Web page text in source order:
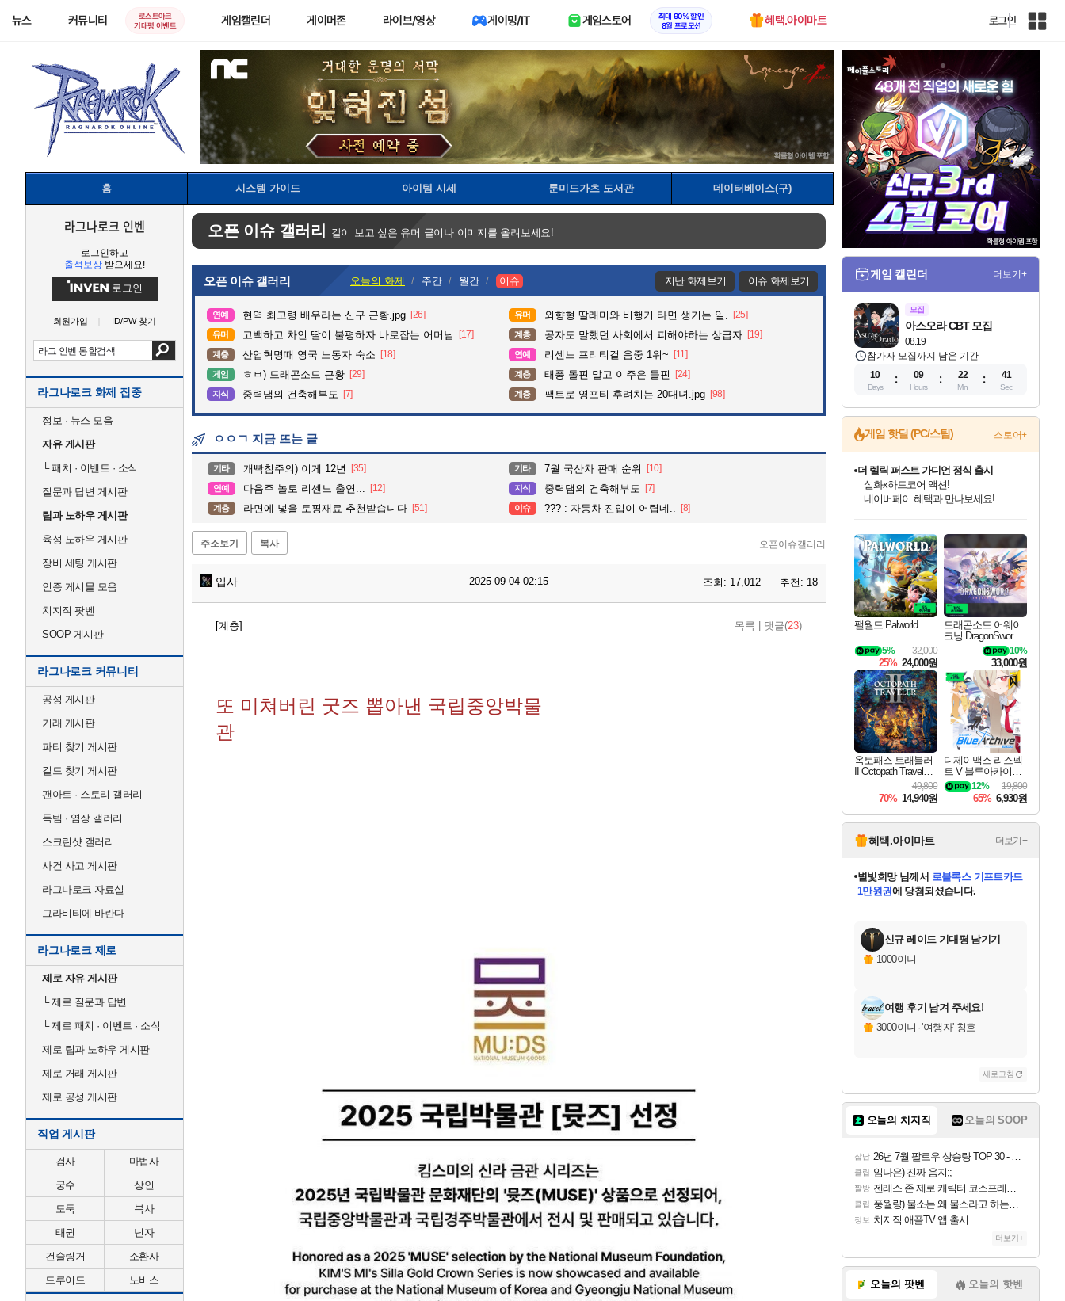
뉴스 커뮤니티
로스트아크
기대평 이벤트
게임캘린더 게이머존 라이브/영상 게이밍/IT 게임스토어
최대 90% 할인
8월 프로모션
혜택.아이마트 로그인
인
홈 시스템 가이드 아이템 시세 룬미드가츠 도서관 데이터베이스(구)
라그나로크 인벤
로그인하고
출석보상 받으세요!
로그인
회원가입 ID/PW 찾기
라그나로크 화제 집중
정보 · 뉴스 모음
자유 게시판
└패치 · 이벤트 · 소식
질문과 답변 게시판
팁과 노하우 게시판
육성 노하우 게시판
장비 세팅 게시판
인증 게시물 모음
치지직 팟벤
SOOP 게시판
라그나로크 커뮤니티
공성 게시판
거래 게시판
파티 찾기 게시판
길드 찾기 게시판
팬아트 · 스토리 갤러리
득템 · 염장 갤러리
스크린샷 갤러리
사건 사고 게시판
라그나로크 자료실
그라비티에 바란다
라그나로크 제로
제로 자유 게시판
└제로 질문과 답변
└제로 패치 · 이벤트 · 소식
제로 팁과 노하우 게시판
제로 거래 게시판
제로 공성 게시판
직업 게시판
검사
마법사
궁수
상인
도둑
복사
태권
닌자
건슬링거
소환사
드루이드
노비스
오픈 이슈 갤러리 같이 보고 싶은 유머 글이나 이미지를 올려보세요!
오픈 이슈 갤러리 오늘의 화제 주간 월간 이슈 지난 화제보기 이슈 화제보기
연예 현역 최고령 배우라는 신구 근황.jpg [26] 유머 외향형 딸래미와 비행기 타면 생기는 일. [25]
유머 고백하고 차인 딸이 불평하자 바로잡는 어머님 [17] 계층 공자도 말했던 사회에서 피해야하는 상급자 [19]
계층 산업혁명때 영국 노동자 숙소 [18] 연예 리센느 프리티걸 음중 1위~ [11]
게임 ㅎㅂ) 드래곤소드 근황 [29] 계층 태풍 돌핀 말고 이주은 돌핀 [24]
지식 중력댐의 건축해부도 [7] 계층 팩트로 영포티 후려치는 20대녀.jpg [98]
ㅇㅇㄱ 지금 뜨는 글
기타 개빡침주의) 이게 12년 [35] 기타 7월 국산차 판매 순위 [10]
연예 다음주 놀토 리센느 출연... [12] 지식 중력댐의 건축해부도 [7]
계층 라면에 넣을 토핑재료 추천받습니다 [51] 이슈 ??? : 자동차 진입이 어렵네.. [8]
주소보기 복사 오픈이슈갤러리
입사 2025-09-04 02:15 조회: 17,012 추천: 18
[계층] 목록 댓글(23)
또 미쳐버린 굿즈 뽑아낸 국립중앙박물
관
게임 캘린더 더보기+
모집
08.19
아스오라 CBT 모집
참가자 모집까지 남은 기간
10
Days
09
Hours
22
Min
40
Sec
게임 핫딜 (PC/스팀) 스토어+
최대 90% 할인가를 만나보세요!
네이버혜택과 함께 만나보세요!
50%할인&추가 적립까지!
네이버 포인트 혜택까지!
이니&베니 혜택까지!
네이버 혜택가와 함께 예약하세요!
할인&네이버혜택으로 만나보세요!
네이버페이 혜택과 만나보세요!
베데스다 40주년 기념 할인 중!
베데스다의 명작들을
40주년 프로모션으로 만나보세요!
할인가에 만나보세요!
일부 에디션 상시 할인!
혜택으로 예약 판매 중
편안하게 충전하세요
팰월드 Palworld
32,000
5%
25% 24,000원
드래곤소드 어웨이
크닝 DragonSword A
10%
33,000원
옥토패스 트래블러
II Octopath Traveler I
49,800
70% 14,940원
디제이맥스 리스펙
트 V 블루아카이브
팩 DJMAX RESPE
CT V Blue Archive P
ack DLC
19,800
12%
65% 6,930원
혜택.아이마트 더보기+
교환.
당첨되셨습니다.
당첨되셨습니다.
당첨되셨습니다.
별빛희망님께서 로블록스 기프트카드
1만원권에 당첨되셨습니다.
당첨되셨습니다.
당첨되셨습니다.
당첨되셨습니다.
당첨되셨습니다.
에디션 (스팀코드)를 교환.
당첨되셨습니다.
신규 레이드 기대평 남기기
1000이니
여행 후기 남겨 주세요!
3000이니 ·'여행자' 칭호
새로고침
오늘의 치지직 오늘의 SOOP
잡담 26년 7월 팔로우 상승량 TOP 30 - 월간 치지직
클립 임나은) 진짜 음지;;
짤방 젠레스 존 제로 캐릭터 코스프레한 꽁주
클립 풍월량) 물소는 왜 물소라고 하는거야? 아! 그만 ㅋㅋ 알았어 ㅋㅋ
정보 치지직 애플TV 앱 출시
더보기+
오늘의 팟벤 오늘의 핫벤